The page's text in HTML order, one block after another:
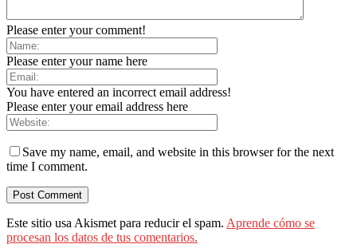
Please enter your comment!
Please enter your name here
You have entered an incorrect email address!
Please enter your email address here
Save my name, email, and website in this browser for the next
time I comment.
Este sitio usa Akismet para reducir el spam. Aprende cómo se
procesan los datos de tus comentarios.